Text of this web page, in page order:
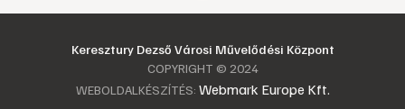
Keresztury Dezső Városi Művelődési Központ
COPYRIGHT © 2024
WEBOLDALKÉSZÍTÉS: Webmark Europe Kft.